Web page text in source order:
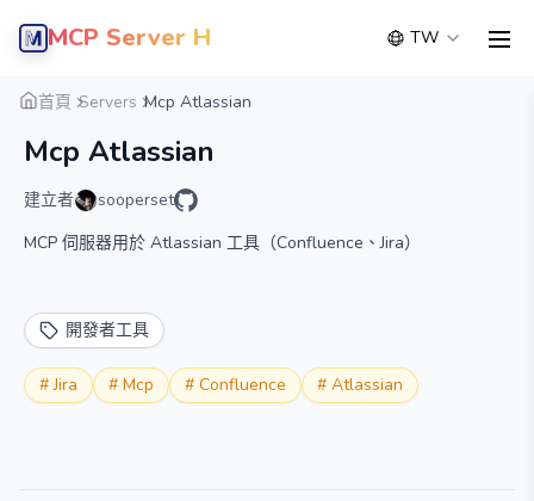
MCP Server Hub TW
首頁 Servers Mcp Atlassian
Mcp Atlassian
建立者
sooperset
MCP 伺服器用於 Atlassian 工具（Confluence、Jira）
開發者工具
#Jira # Mcp # Confluence # Atlassian
概覽 詳細